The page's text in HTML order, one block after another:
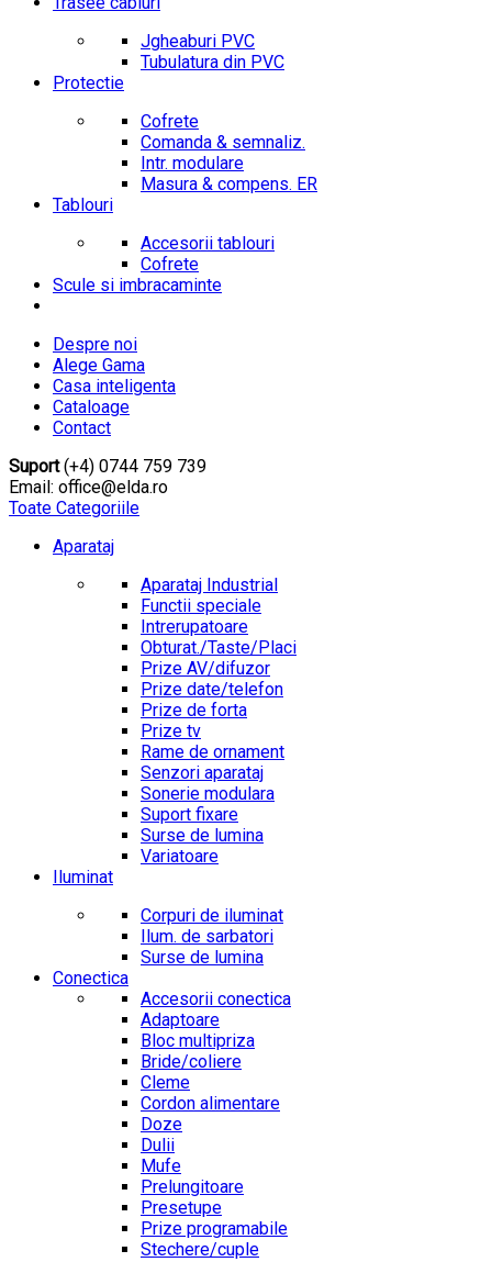
Jgheaburi PVC
Tubulatura din PVC
Protectie
Cofrete
Comanda & semnaliz.
Intr. modulare
Masura & compens. ER
Tablouri
Accesorii tablouri
Cofrete
Scule si imbracaminte
Despre noi
Alege Gama
Casa inteligenta
Cataloage
Contact
Suport(+4) 0744 759 739
Email: office@elda.ro
Toate Categoriile
Aparataj
Aparataj Industrial
Functii speciale
Intrerupatoare
Obturat./Taste/Placi
Prize AV/difuzor
Prize date/telefon
Prize de forta
Prize tv
Rame de ornament
Senzori aparataj
Sonerie modulara
Suport fixare
Surse de lumina
Variatoare
Iluminat
Corpuri de iluminat
Ilum. de sarbatori
Surse de lumina
Conectica
Accesorii conectica
Adaptoare
Bloc multipriza
Bride/coliere
Cleme
Cordon alimentare
Doze
Dulii
Mufe
Prelungitoare
Presetupe
Prize programabile
Stechere/cuple